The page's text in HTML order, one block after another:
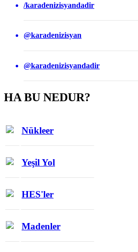
/karadenizisyandadir
@karadenizisyan
@karadenizisyandadir
HA BU NEDUR?
Nükleer
Yeşil Yol
HES'ler
Madenler